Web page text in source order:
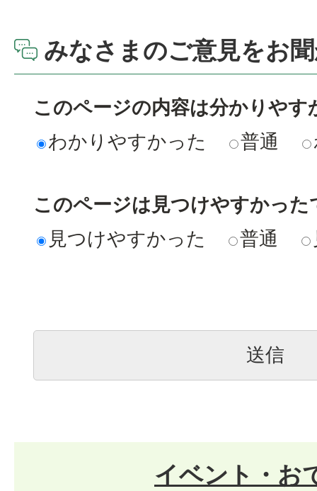
みなさまのご意見をお
このページの内容は分かりやす
わかりやすかった
普通
このページは見つけやすかった
見つけやすかった
普通
イベント・お